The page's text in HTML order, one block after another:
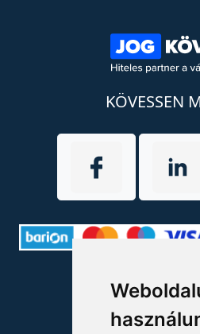
KÖVESSEN
+36 1 880